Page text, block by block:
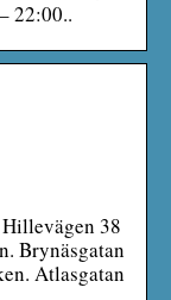
22:00..
38
Brynäsgatan
Atlasgatan